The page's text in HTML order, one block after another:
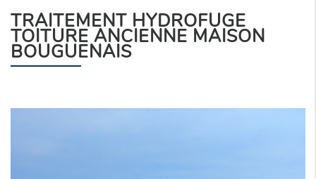
TRAITEMENT HYDROFUGE
TOITURE ANCIENNE MAISON
BOUGUENAIS